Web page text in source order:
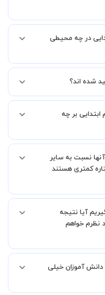
در این حالت، به ازای هر
شاگرد برگزار میشود. در
استاد خود هماهنگی لازم را
در چه محیطی
شده اند؟
فعالیت در استادبانک را
بر چه
در استادبانک است.
نسبت به سایر
کمتری هستند
است، فقط اختلاف هزینه آنها با
می باشد.
آیا نتیجه
نظرم خواهم
باشد و به سطح مطلوب خود
دانش آموزان خیلی